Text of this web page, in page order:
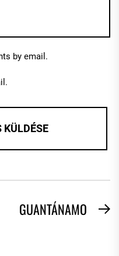
by email.
GUANTÁNAMO